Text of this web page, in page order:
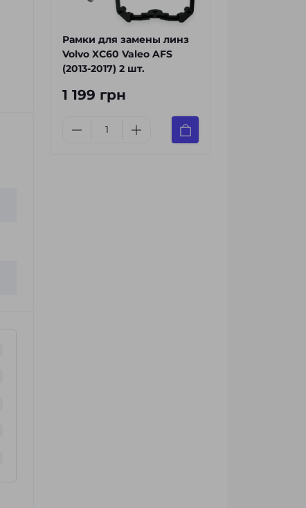
Рамки для замены линз
Volvo XC60 Valeo AFS
(2013-2017) 2 шт.
1 199 грн